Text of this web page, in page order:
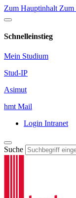
Zum Hauptinhalt Zum
Schnelleinstieg
Mein Studium
Stud-IP
Asimut
hmt Mail
Login Intranet
Suche